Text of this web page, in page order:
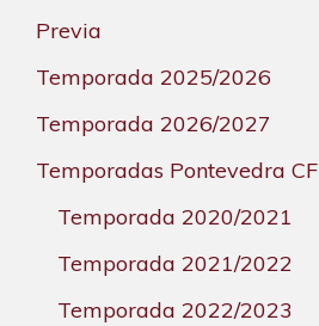
Previa
Temporada 2025/2026
Temporada 2026/2027
Temporadas Pontevedra CF
Temporada 2020/2021
Temporada 2021/2022
Temporada 2022/2023